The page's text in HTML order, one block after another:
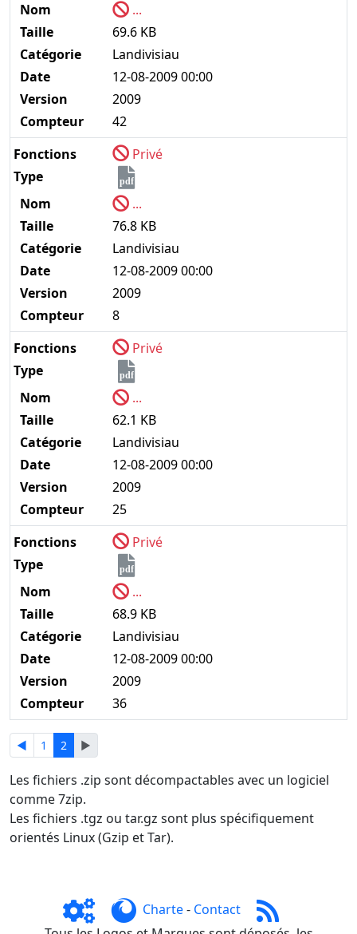
Nom
...
Taille
69.6 KB
Catégorie
Landivisiau
Date
12-08-2009 00:00
Version
2009
Compteur
42
Fonctions
Privé
Type
pdf
Nom
...
Taille
76.8 KB
Catégorie
Landivisiau
Date
12-08-2009 00:00
Version
2009
Compteur
8
Fonctions
Privé
Type
pdf
Nom
...
Taille
62.1 KB
Catégorie
Landivisiau
Date
12-08-2009 00:00
Version
2009
Compteur
25
Fonctions
Privé
Type
pdf
Nom
...
Taille
68.9 KB
Catégorie
Landivisiau
Date
12-08-2009 00:00
Version
2009
Compteur
36
◄ 1 2 ►
Les fichiers .zip sont décompactables avec un logiciel
comme 7zip.
Les fichiers .tgz ou tar.gz sont plus spécifiquement
orientés Linux (Gzip et Tar).
Charte- Contact